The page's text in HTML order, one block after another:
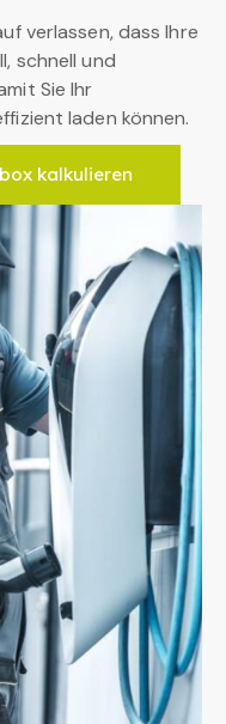
verlassen, dass Ihre
schnell und
Sie Ihr
laden können.
kalkulieren